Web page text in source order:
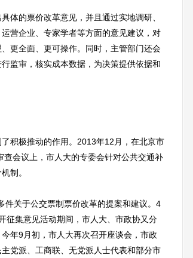
的票价改革意见，并且通过实地调研、
营企业、专家学者等方面的意见建议，对
更全面、更可操作。同时，主管部门还会
监审，核实成本数据，为决策提供依据和
积极推动的作用。2013年12月，在北京市
会议上，市人大的专委会针对公共交通补
制。
关于公交票制票价改革的提案和建议。4
征集意见活动期间，市人大、市政协又分
年9月初，市人大再次召开座谈会，市政
党派、工商联、无党派人士代表和部分市